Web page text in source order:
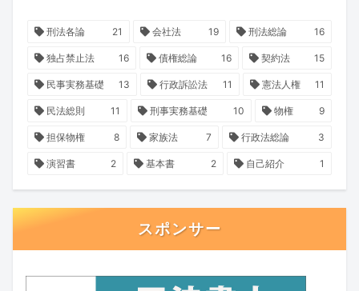
刑法各論 21 会社法 19 刑法総論 16
独占禁止法 16 債権総論 16 契約法 15
民事実務基礎 13 行政訴訟法 11 憲法人権 11
民法総則 11 刑事実務基礎 10 物権 9
担保物権 8 家族法 7 行政法総論 3
演習書 2 基本書 2 自己紹介 1
スポンサー